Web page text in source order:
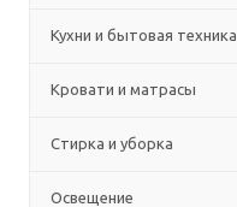
Кухни и бытовая техника
Кровати и матрасы
Стирка и уборка
Освещение